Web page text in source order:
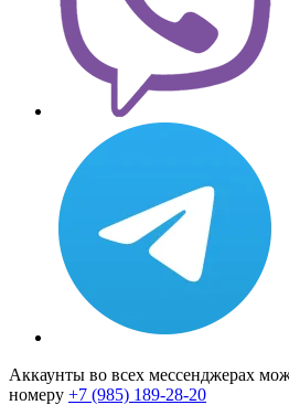
Аккаунты во всех мессенджерах
номеру +7 (985) 189-28-20